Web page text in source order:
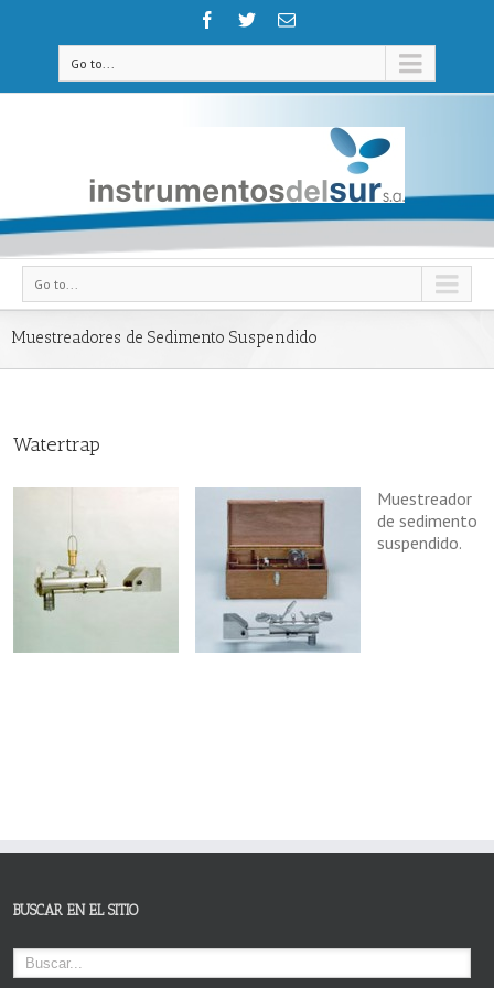
Go to...
Go to...
Muestreadores de Sedimento Suspendido
Watertrap
Muestreador
de sedimento
suspendido.
BUSCAR EN EL SITIO